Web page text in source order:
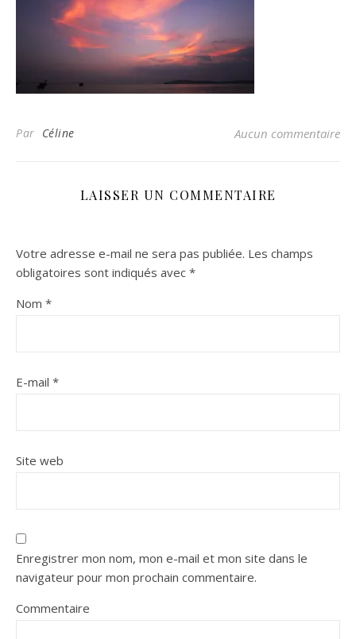
Par Céline Aucun commentaire
LAISSER UN COMMENTAIRE
Votre adresse e-mail ne sera pas publiée. Les champs
obligatoires sont indiqués avec *
Nom *
E-mail *
Site web
Enregistrer mon nom, mon e-mail et mon site dans le
navigateur pour mon prochain commentaire.
Commentaire